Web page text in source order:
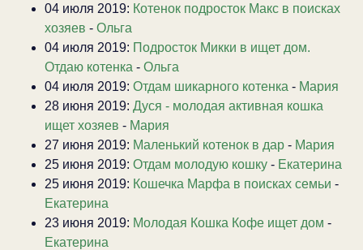
04 июля 2019: Котенок подросток Макс в поисках
хозяев - Ольга
04 июля 2019: Подросток Микки в ищет дом.
Отдаю котенка - Ольга
04 июля 2019: Отдам шикарного котенка - Мария
28 июня 2019: Дуся - молодая активная кошка
ищет хозяев - Мария
27 июня 2019: Маленький котенок в дар - Мария
25 июня 2019: Отдам молодую кошку - Екатерина
25 июня 2019: Кошечка Марфа в поисках семьи -
Екатерина
23 июня 2019: Молодая Кошка Кофе ищет дом -
Екатерина